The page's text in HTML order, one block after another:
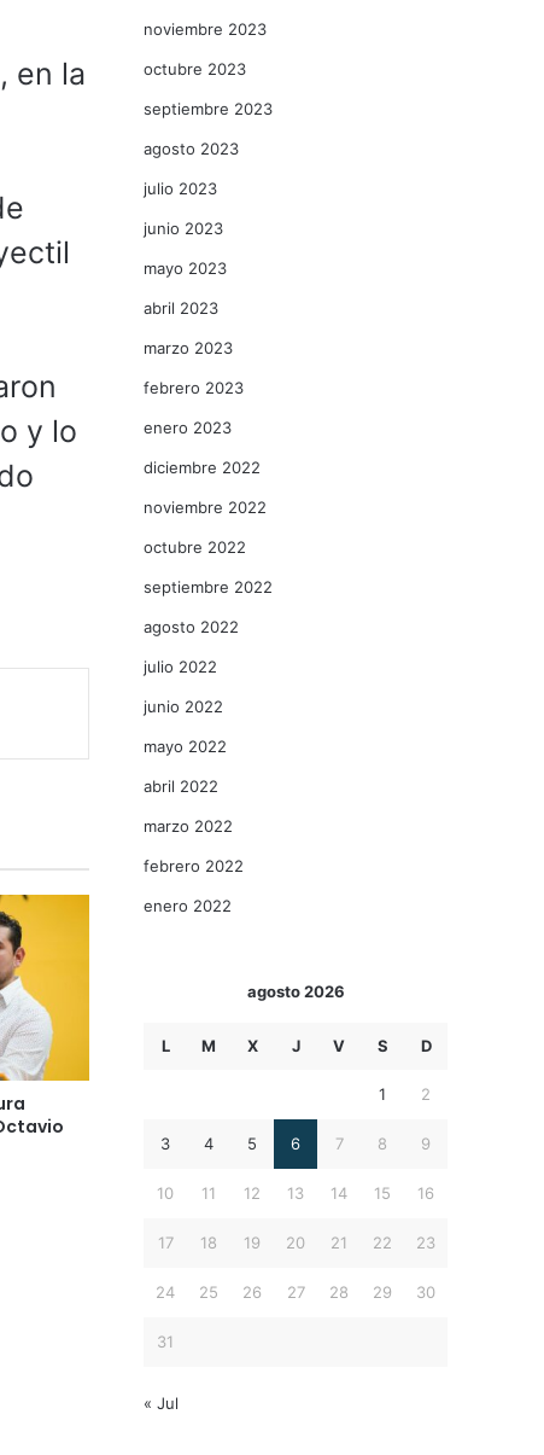
en la
y lo
noviembre 2023
octubre 2023
septiembre 2023
agosto 2023
julio 2023
junio 2023
mayo 2023
abril 2023
marzo 2023
febrero 2023
enero 2023
diciembre 2022
noviembre 2022
octubre 2022
septiembre 2022
agosto 2022
julio 2022
junio 2022
mayo 2022
abril 2022
marzo 2022
febrero 2022
enero 2022
agosto 2026
L M X J V S D
1 2
3 4 5 6 7 8 9
10 11 12 13 14 15 16
17 18 19 20 21 22 23
24 25 26 27 28 29 30
31
« Jul